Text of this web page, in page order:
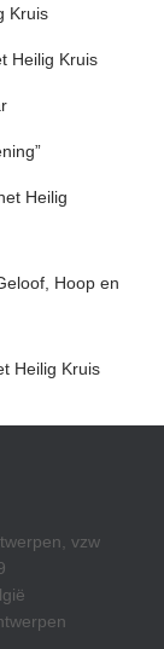
Kruis
Heilig Kruis
Heilig
Hoop en
Heilig Kruis
vzw